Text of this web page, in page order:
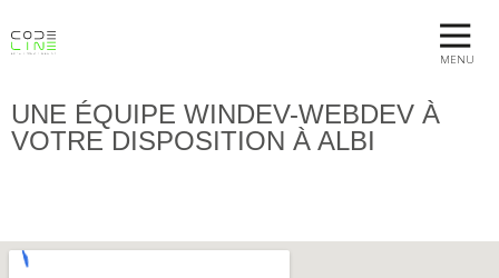
MENU
UNE ÉQUIPE WINDEV-WEBDEV À
VOTRE DISPOSITION À ALBI